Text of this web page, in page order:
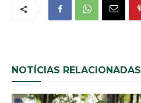
NOTÍCIAS RELACIONADAS